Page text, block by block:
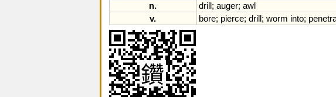
n.
drill; auger; awl
v.
bore; pierce; drill; worm into;